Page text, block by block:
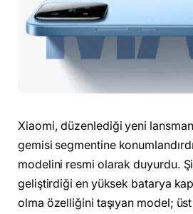
Xiaomi, düzenlediği yeni
gemisi segmentine
modelini resmi olarak duyurdu.
geliştirdiği en yüksek batarya
olma özelliğini taşıyan model; üst